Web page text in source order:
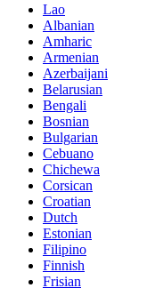
Lao
Albanian
Amharic
Armenian
Azerbaijani
Belarusian
Bengali
Bosnian
Bulgarian
Cebuano
Chichewa
Corsican
Croatian
Dutch
Estonian
Filipino
Finnish
Frisian